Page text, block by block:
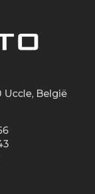
Uccle, België